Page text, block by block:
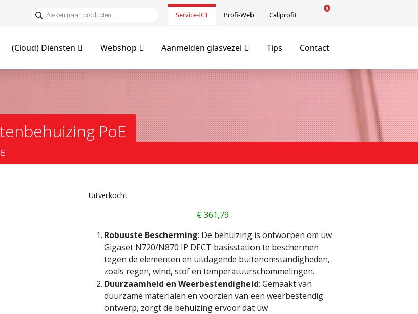
Service-ICT Profi-Web Callprofit
0
(Cloud) Diensten Webshop Aanmelden glasvezel Tips Contact
PoE
Uitverkocht
€361,79
Robuuste Bescherming: De behuizing is ontworpen om uw
Gigaset N720/N870 IP DECT basisstation te beschermen
tegen de elementen en uitdagende buitenomstandigheden,
zoals regen, wind, stof en temperatuurschommelingen.
Duurzaamheid en Weerbestendigheid: Gemaakt van
duurzame materialen en voorzien van een weerbestendig
ontwerp, zorgt de behuizing ervoor dat uw